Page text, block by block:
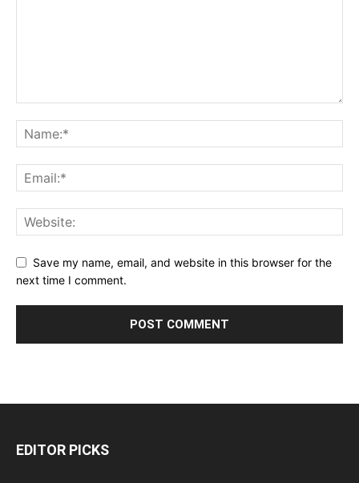
Save my name, email, and website in this browser for the
next time I comment.
EDITOR PICKS